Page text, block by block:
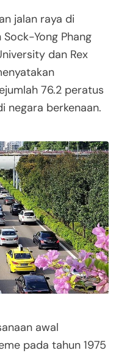
jalan raya di
Yong Phang
dan Rex
76.2 peratus
negara berkenaan.
awal
pada tahun 1975